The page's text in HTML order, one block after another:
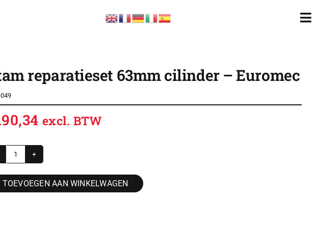
reparatieset 63mm cilinder – Euromec
excl. BTW
Stam
reparatieset
63mm
TOEVOEGEN AAN WINKELWAGEN